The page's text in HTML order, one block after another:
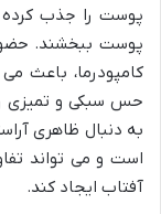
پوست را جذب
پوست ببخشند.
کامپودرما، باعث
حس سبکی و تمیزی
به دنبال ظاهری
است و می تواند
آفتاب ایجاد کند.